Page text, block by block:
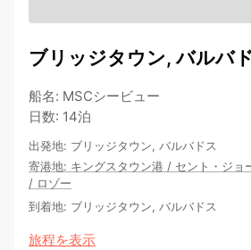
ブリッジタウン, バルバ
船名: MSCシービュー
日数: 14泊
出発地: ブリッジタウン, バルバドス
寄港地: キングスタウン港 / セント・ジョ
/ ロゾー
到着地: ブリッジタウン, バルバドス
旅程を表示